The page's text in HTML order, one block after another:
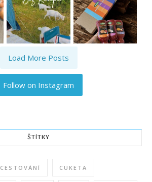
Load More Posts
Follow on Instagram
ŠTÍTKY
CESTOVÁNÍ CUKETA